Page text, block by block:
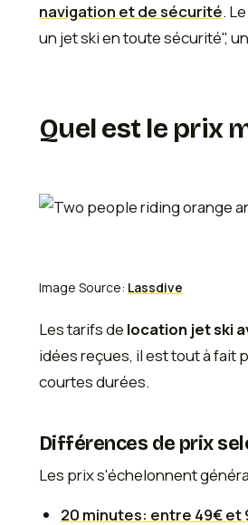
navigation et de sécurité.
un jet ski en toute sécurité",
Quel est le prix
Image Source: Lassdive
Les tarifs de location jet ski
idées reçues, il est tout à fait
courtes durées.
Différences de prix
Les prix s'échelonnent
20 minutes: entre 49€ et